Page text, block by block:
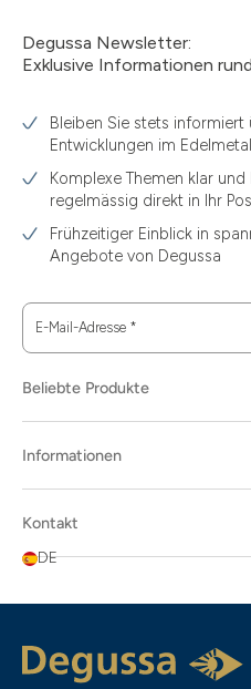
Degussa Newsletter:
Exklusive Informationen
Bleiben Sie stets
Entwicklungen im
Komplexe Themen klar
regelmässig direkt in Ihr
Frühzeitiger Einblick in
Angebote von Degussa
E-Mail-Adresse *
Beliebte Produkte
Informationen
Kontakt
DE